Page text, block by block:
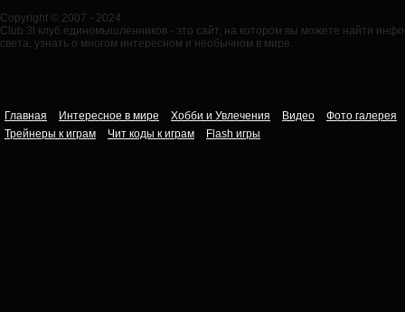
Copyright © 2007 - 2024
Club 3t клуб единомышленников - это сайт, на котором вы можете найти
света, узнать о многом интересном и необычном в мире.
Главная Интересное в мире Хобби и Увлечения Видео
Фото галерея
Трейнеры к играм
Чит коды к играм Flash игры